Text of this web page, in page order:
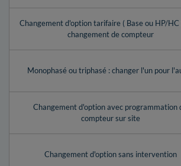
Changement d'option tarifaire ( Base ou HP/HC
changement de compteur
Monophasé ou triphasé : changer l'un pour
Changement d'option avec programmation
compteur sur site
Changement d'option sans intervention